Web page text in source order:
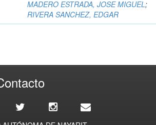
MADERO ESTRADA, JOSE MIGUEL;
RIVERA SANCHEZ, EDGAR